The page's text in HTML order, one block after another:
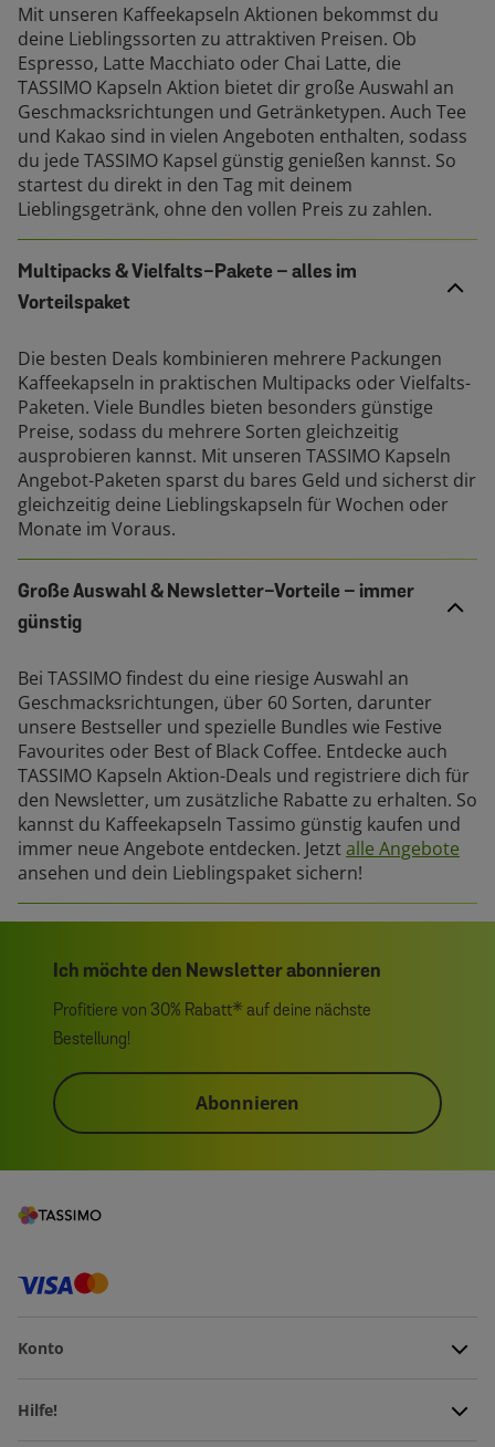
Mit unseren Kaffeekapseln Aktionen bekommst du
deine Lieblingssorten zu attraktiven Preisen. Ob
Espresso, Latte Macchiato oder Chai Latte, die
TASSIMO Kapseln Aktion bietet dir große Auswahl an
Geschmacksrichtungen und Getränketypen. Auch Tee
und Kakao sind in vielen Angeboten enthalten, sodass
du jede TASSIMO Kapsel günstig genießen kannst. So
startest du direkt in den Tag mit deinem
Lieblingsgetränk, ohne den vollen Preis zu zahlen.
Multipacks & Vielfalts-Pakete – alles im
Vorteilspaket
Die besten Deals kombinieren mehrere Packungen
Kaffeekapseln in praktischen Multipacks oder Vielfalts-
Paketen. Viele Bundles bieten besonders günstige
Preise, sodass du mehrere Sorten gleichzeitig
ausprobieren kannst. Mit unseren TASSIMO Kapseln
Angebot-Paketen sparst du bares Geld und sicherst dir
gleichzeitig deine Lieblingskapseln für Wochen oder
Monate im Voraus.
Große Auswahl & Newsletter-Vorteile – immer
günstig
Bei TASSIMO findest du eine riesige Auswahl an
Geschmacksrichtungen, über 60 Sorten, darunter
unsere Bestseller und spezielle Bundles wie Festive
Favourites oder Best of Black Coffee. Entdecke auch
TASSIMO Kapseln Aktion-Deals und registriere dich für
den Newsletter, um zusätzliche Rabatte zu erhalten. So
kannst du Kaffeekapseln Tassimo günstig kaufen und
immer neue Angebote entdecken. Jetztalle Angebote
ansehen und dein Lieblingspaket sichern!
Ich möchte den Newsletter abonnieren
Profitiere von 30% Rabatt* auf deine nächste
Bestellung!
Abonnieren
Konto
Hilfe!